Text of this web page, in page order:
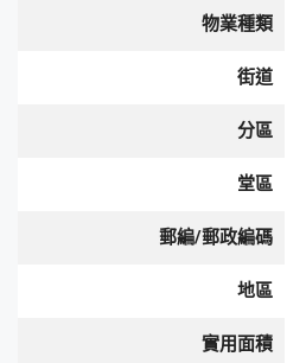
物業種類
街道
分區
堂區
郵編/郵政編碼
地區
實用面積